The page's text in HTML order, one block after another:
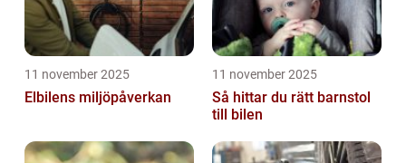
11 november 2025
Elbilens miljöpåverkan
11 november 2025
Så hittar du rätt barnstol
till bilen